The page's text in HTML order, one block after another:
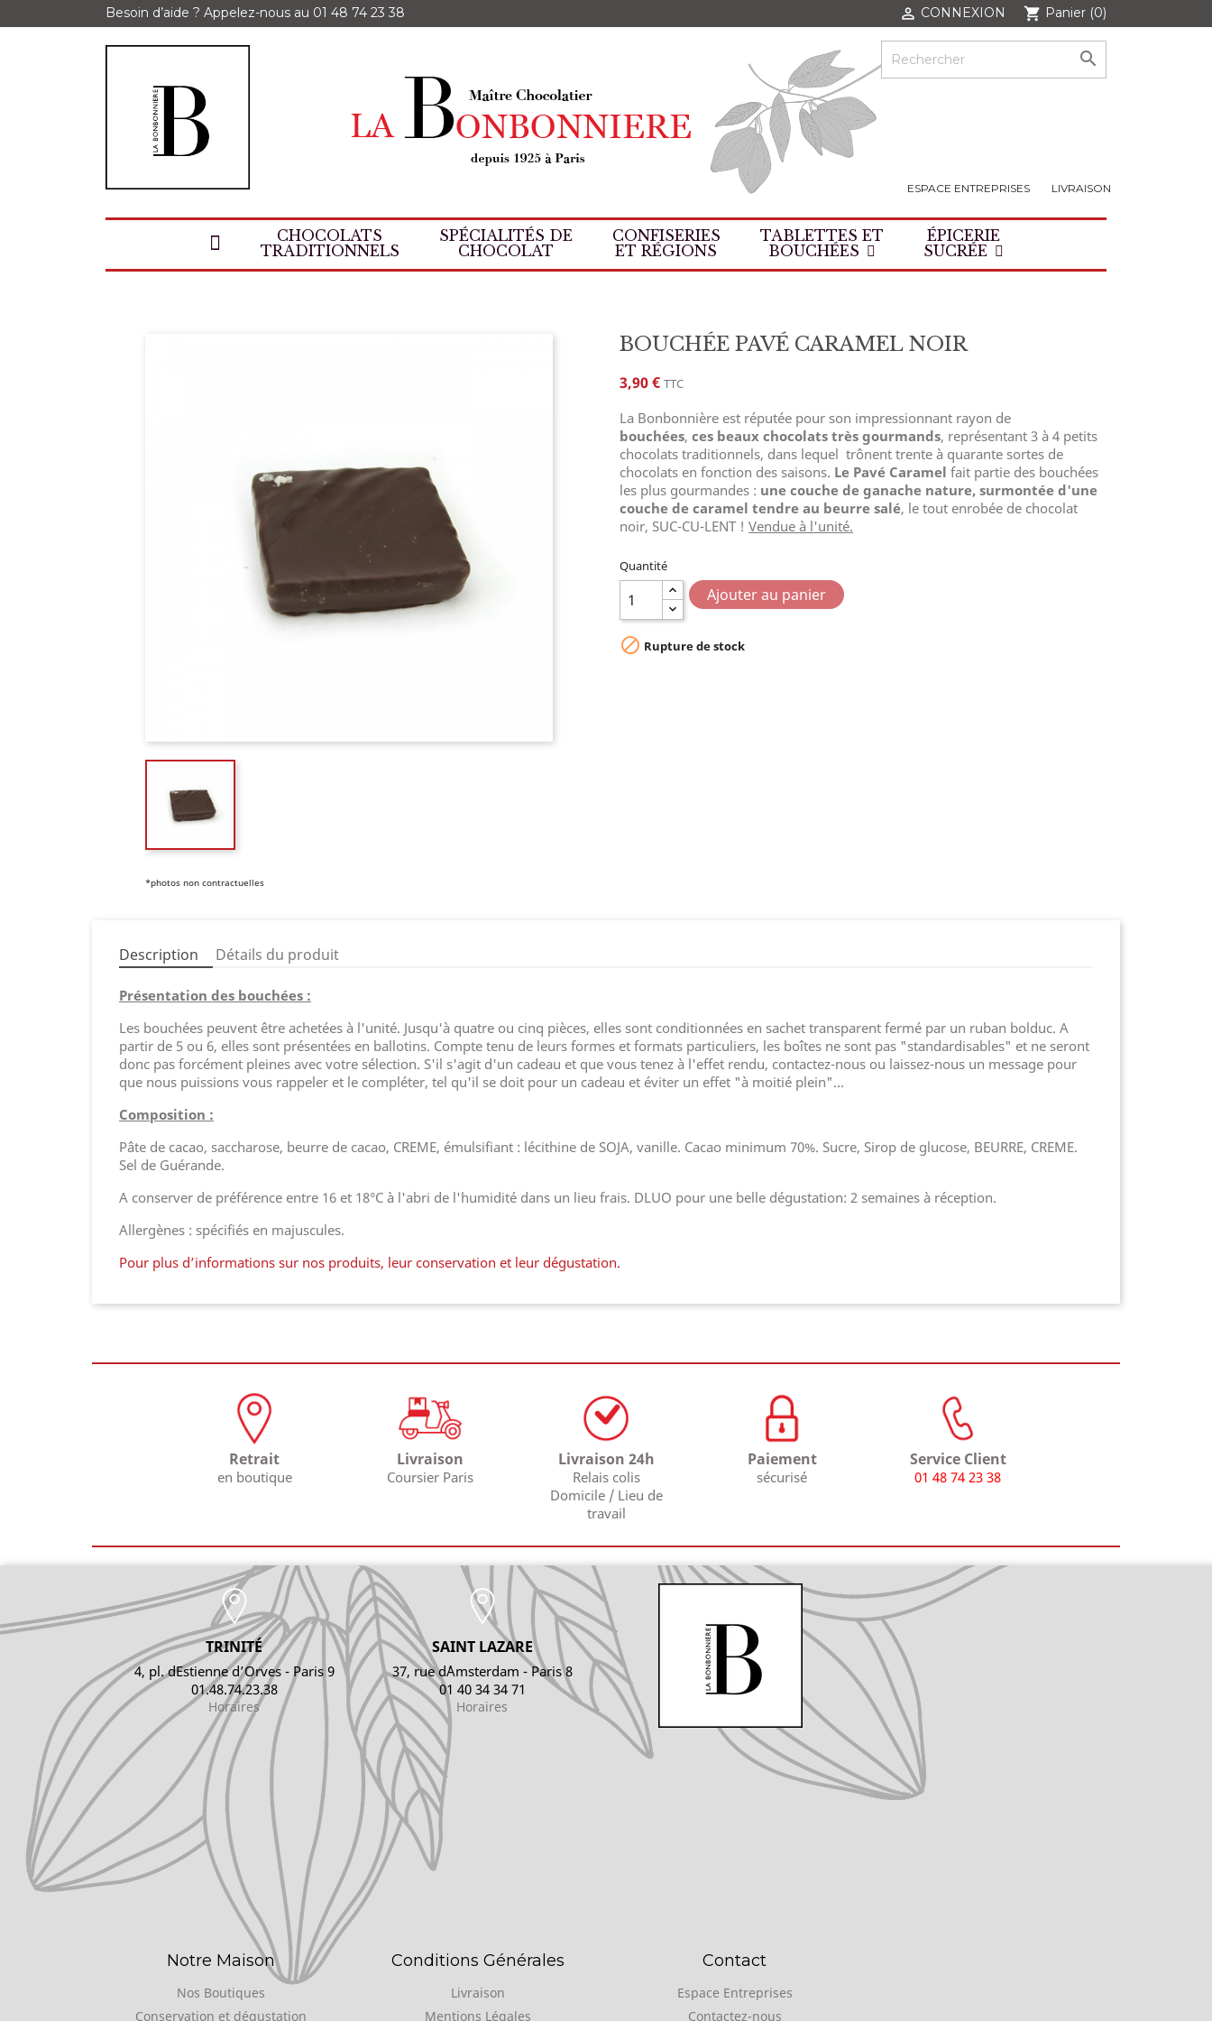
Besoin d’aide ? Appelez-nous au 01 48 74 23 38  CONNEXION shopping_cart Panier (0)
ESPACE ENTREPRISES LIVRAISON

CHOCOLATS
TRADITIONNELS
SPÉCIALITÉS DE
CHOCOLAT
CONFISERIES
ET RÉGIONS
TABLETTES ET
BOUCHÉES
ÉPICERIE
SUCRÉE
Tablettes et Bouchées Bouchées Bouchée Pavé Caramel Noir
*photos non contractuelles
BOUCHÉE PAVÉ CARAMEL NOIR
3,90 € TTC
La Bonbonnière est réputée pour son impressionnant rayon de
bouchées, ces beaux chocolats très gourmands, représentant 3 à 4 petits
chocolats traditionnels, dans lequel trônent trente à quarante sortes de
chocolats en fonction des saisons. Le Pavé Caramel fait partie des bouchées
les plus gourmandes : une couche de ganache nature, surmontée d'une
couche de caramel tendre au beurre salé, le tout enrobée de chocolat
noir, SUC-CU-LENT ! Vendue à l'unité.
Quantité
Ajouter au panier
 Rupture de stock
Description Détails du produit
Présentation des bouchées :
Les bouchées peuvent être achetées à l'unité. Jusqu'à quatre ou cinq pièces, elles sont conditionnées en sachet transparent fermé par un ruban bolduc. A
partir de 5 ou 6, elles sont présentées en ballotins. Compte tenu de leurs formes et formats particuliers, les boîtes ne sont pas "standardisables" et ne seront
donc pas forcément pleines avec votre sélection. S'il s'agit d'un cadeau et que vous tenez à l'effet rendu, contactez-nous ou laissez-nous un message pour
que nous puissions vous rappeler et le compléter, tel qu'il se doit pour un cadeau et éviter un effet "à moitié plein"...
Composition :
Pâte de cacao, saccharose, beurre de cacao, CREME, émulsifiant : lécithine de SOJA, vanille. Cacao minimum 70%. Sucre, Sirop de glucose, BEURRE, CREME.
Sel de Guérande.
A conserver de préférence entre 16 et 18°C à l'abri de l'humidité dans un lieu frais. DLUO pour une belle dégustation: 2 semaines à réception.
Allergènes : spécifiés en majuscules.
Pour plus d’informations sur nos produits, leur conservation et leur dégustation.
Retrait
en boutique
Livraison
Coursier Paris
Livraison 24h
Relais colis
Domicile / Lieu de
travail
Paiement
sécurisé
Service Client
01 48 74 23 38
TRINITÉ
4, pl. dEstienne d’Orves - Paris 9
01.48.74.23.38
Horaires
SAINT LAZARE
37, rue d´Amsterdam - Paris 8
01 40 34 34 71
Horaires
Notre Maison
Nos Boutiques
Conservation et dégustation
Conditions Générales
Livraison
Mentions Légales
Contact
Espace Entreprises
Contactez-nous